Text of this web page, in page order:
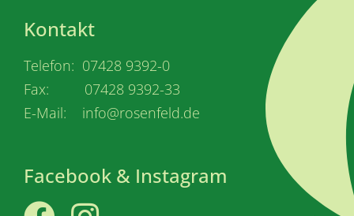
Kontakt
Telefon: 07428 9392-0
Fax: 07428 9392-33
E-Mail: info@rosenfeld.de
Facebook & Instagram